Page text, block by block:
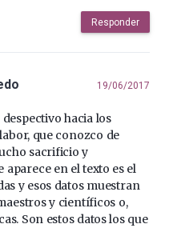
Responder
19/06/2017
hacia los
que conozco de
sacrificio y
en el texto es el
y esos datos muestran
y científicos o,
Son estos datos los que